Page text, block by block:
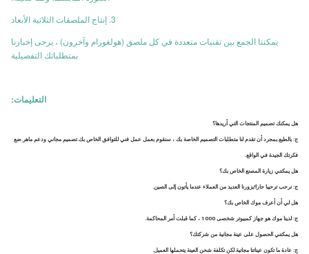
3. إنتاج الملصقات الثلاثية الأبعاد
يمكننا الجمع بين تقنيات متعددة في كل ملصق (هولغورام وآخرون) ، يرجى إخبارنا
بمتطلباتك التفصيلية
التعليمات:
هل يمكنك تصميم المنتجات التي أريدها؟
فكرتك الجيدة في الواقع.
هل يمكنني زيارة المصنع الخاص بك؟
ج: نرحب ترحيبا حارا!يزورنا العديد من العملاء عندما يأتون إلى الصين.
هل لي أن أعرف موك الخاص بك؟
ج: لدينا موك هو جهاز كمبيوتر شخصى 1000 ، كما قبلت أمر المحاكمة.
هل يمكنني الحصول على عينة مجانية من شركتك؟
ج: عادة ما تكون عيناتنا مجانية.لكن تكلفة شحن العينة يتحملها العميل.